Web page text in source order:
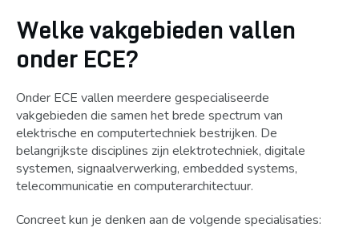
Welke vakgebieden vallen
onder ECE?
Onder ECE vallen meerdere gespecialiseerde
vakgebieden die samen het brede spectrum van
elektrische en computertechniek bestrijken. De
belangrijkste disciplines zijn elektrotechniek, digitale
systemen, signaalverwerking, embedded systems,
telecommunicatie en computerarchitectuur.
Concreet kun je denken aan de volgende specialisaties: